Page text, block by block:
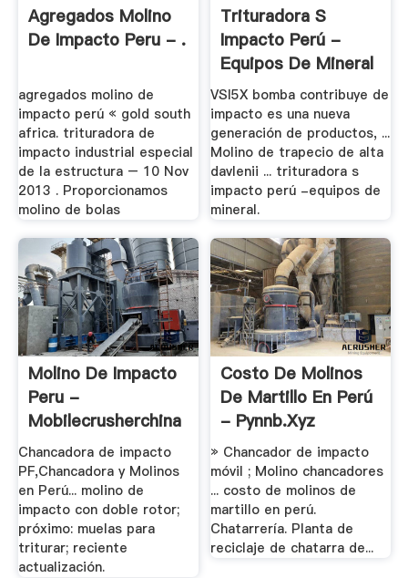
Agregados Molino
De Impacto Peru - .
agregados molino de
impacto perú « gold south
africa. trituradora de
impacto industrial especial
de la estructura – 10 Nov
2013 . Proporcionamos
molino de bolas
Trituradora S
Impacto Perú -
Equipos De Mineral
- .
VSI5X bomba contribuye de
impacto es una nueva
generación de productos, ...
Molino de trapecio de alta
davlenii ... trituradora s
impacto perú -equipos de
mineral.
Molino De Impacto
Peru -
Mobilecrusherchina
Chancadora de impacto
PF,Chancadora y Molinos
en Perú... molino de
impacto con doble rotor;
próximo: muelas para
triturar; reciente
actualización.
Costo De Molinos
De Martillo En Perú
- Pynnb.xyz
» Chancador de impacto
móvil ; Molino chancadores
... costo de molinos de
martillo en perú.
Chatarrería. Planta de
reciclaje de chatarra de...